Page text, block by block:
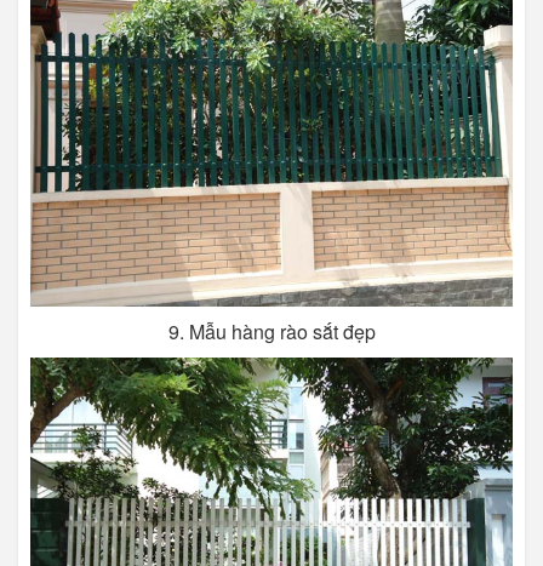
9. Mẫu hàng rào sắt đẹp